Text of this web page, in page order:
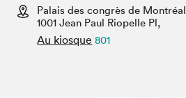
Espace médias
Palais des congrès de Montréal
1001 Jean Paul Riopelle Pl,
Au kiosque 801